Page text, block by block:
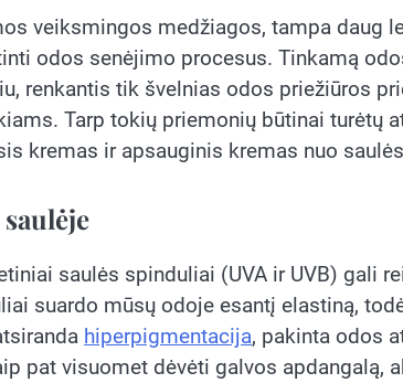
veiksmingos medžiagos, tampa daug
odos senėjimo procesus. Tinkamą
renkantis tik švelnias odos priežiūros
Tarp tokių priemonių būtinai turėtų
kremas ir apsauginis kremas nuo
saulės spinduliai (UVA ir UVB) gali
suardo mūsų odoje esantį elastiną,
hiperpigmentacija, pakinta odos
pat visuomet dėvėti galvos apdangalą,